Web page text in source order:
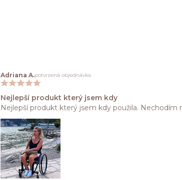
Adriana A.potvrzená objednávka
Nejlepší produkt který jsem kdy
Nejlepší produkt který jsem kdy použila. Nechodím